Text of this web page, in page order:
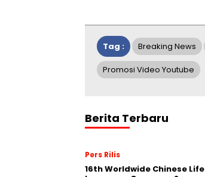
Tag : Breaking News
Promosi Video Youtube
Berita Terbaru
Pers Rilis
16th Worldwide Chinese Life